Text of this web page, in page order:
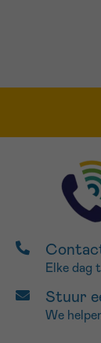
Elke dag
Stuur
We